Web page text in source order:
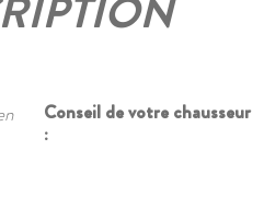
Conseil de votre chausseur
: